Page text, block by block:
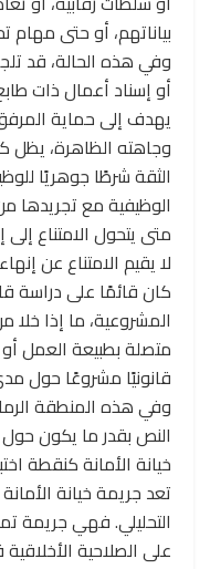
بياناتهم، أو حتى مهام
وفي هذه الحالة، قد
أو إسناد أعمال ذات
يهدف إلى حماية
وجاهته الظاهرة،
الثقة شرطًا جوهريًا
الوظيفية مع تجريدها
متى يتحول الامتناع
لا يقيم الامتناع عن
كان قائمًا على دراسة
المشروعية، ما إذا خلا
متصلة بطبيعة العمل أو
قانونيًا مشروعًا حول
وفي هذه المنطقة
النص بقدر ما يكون
خيانة الأمانة كنقطة
تعد جريمة خيانة
التحليلي. فهي جريمة
على الصلاحية